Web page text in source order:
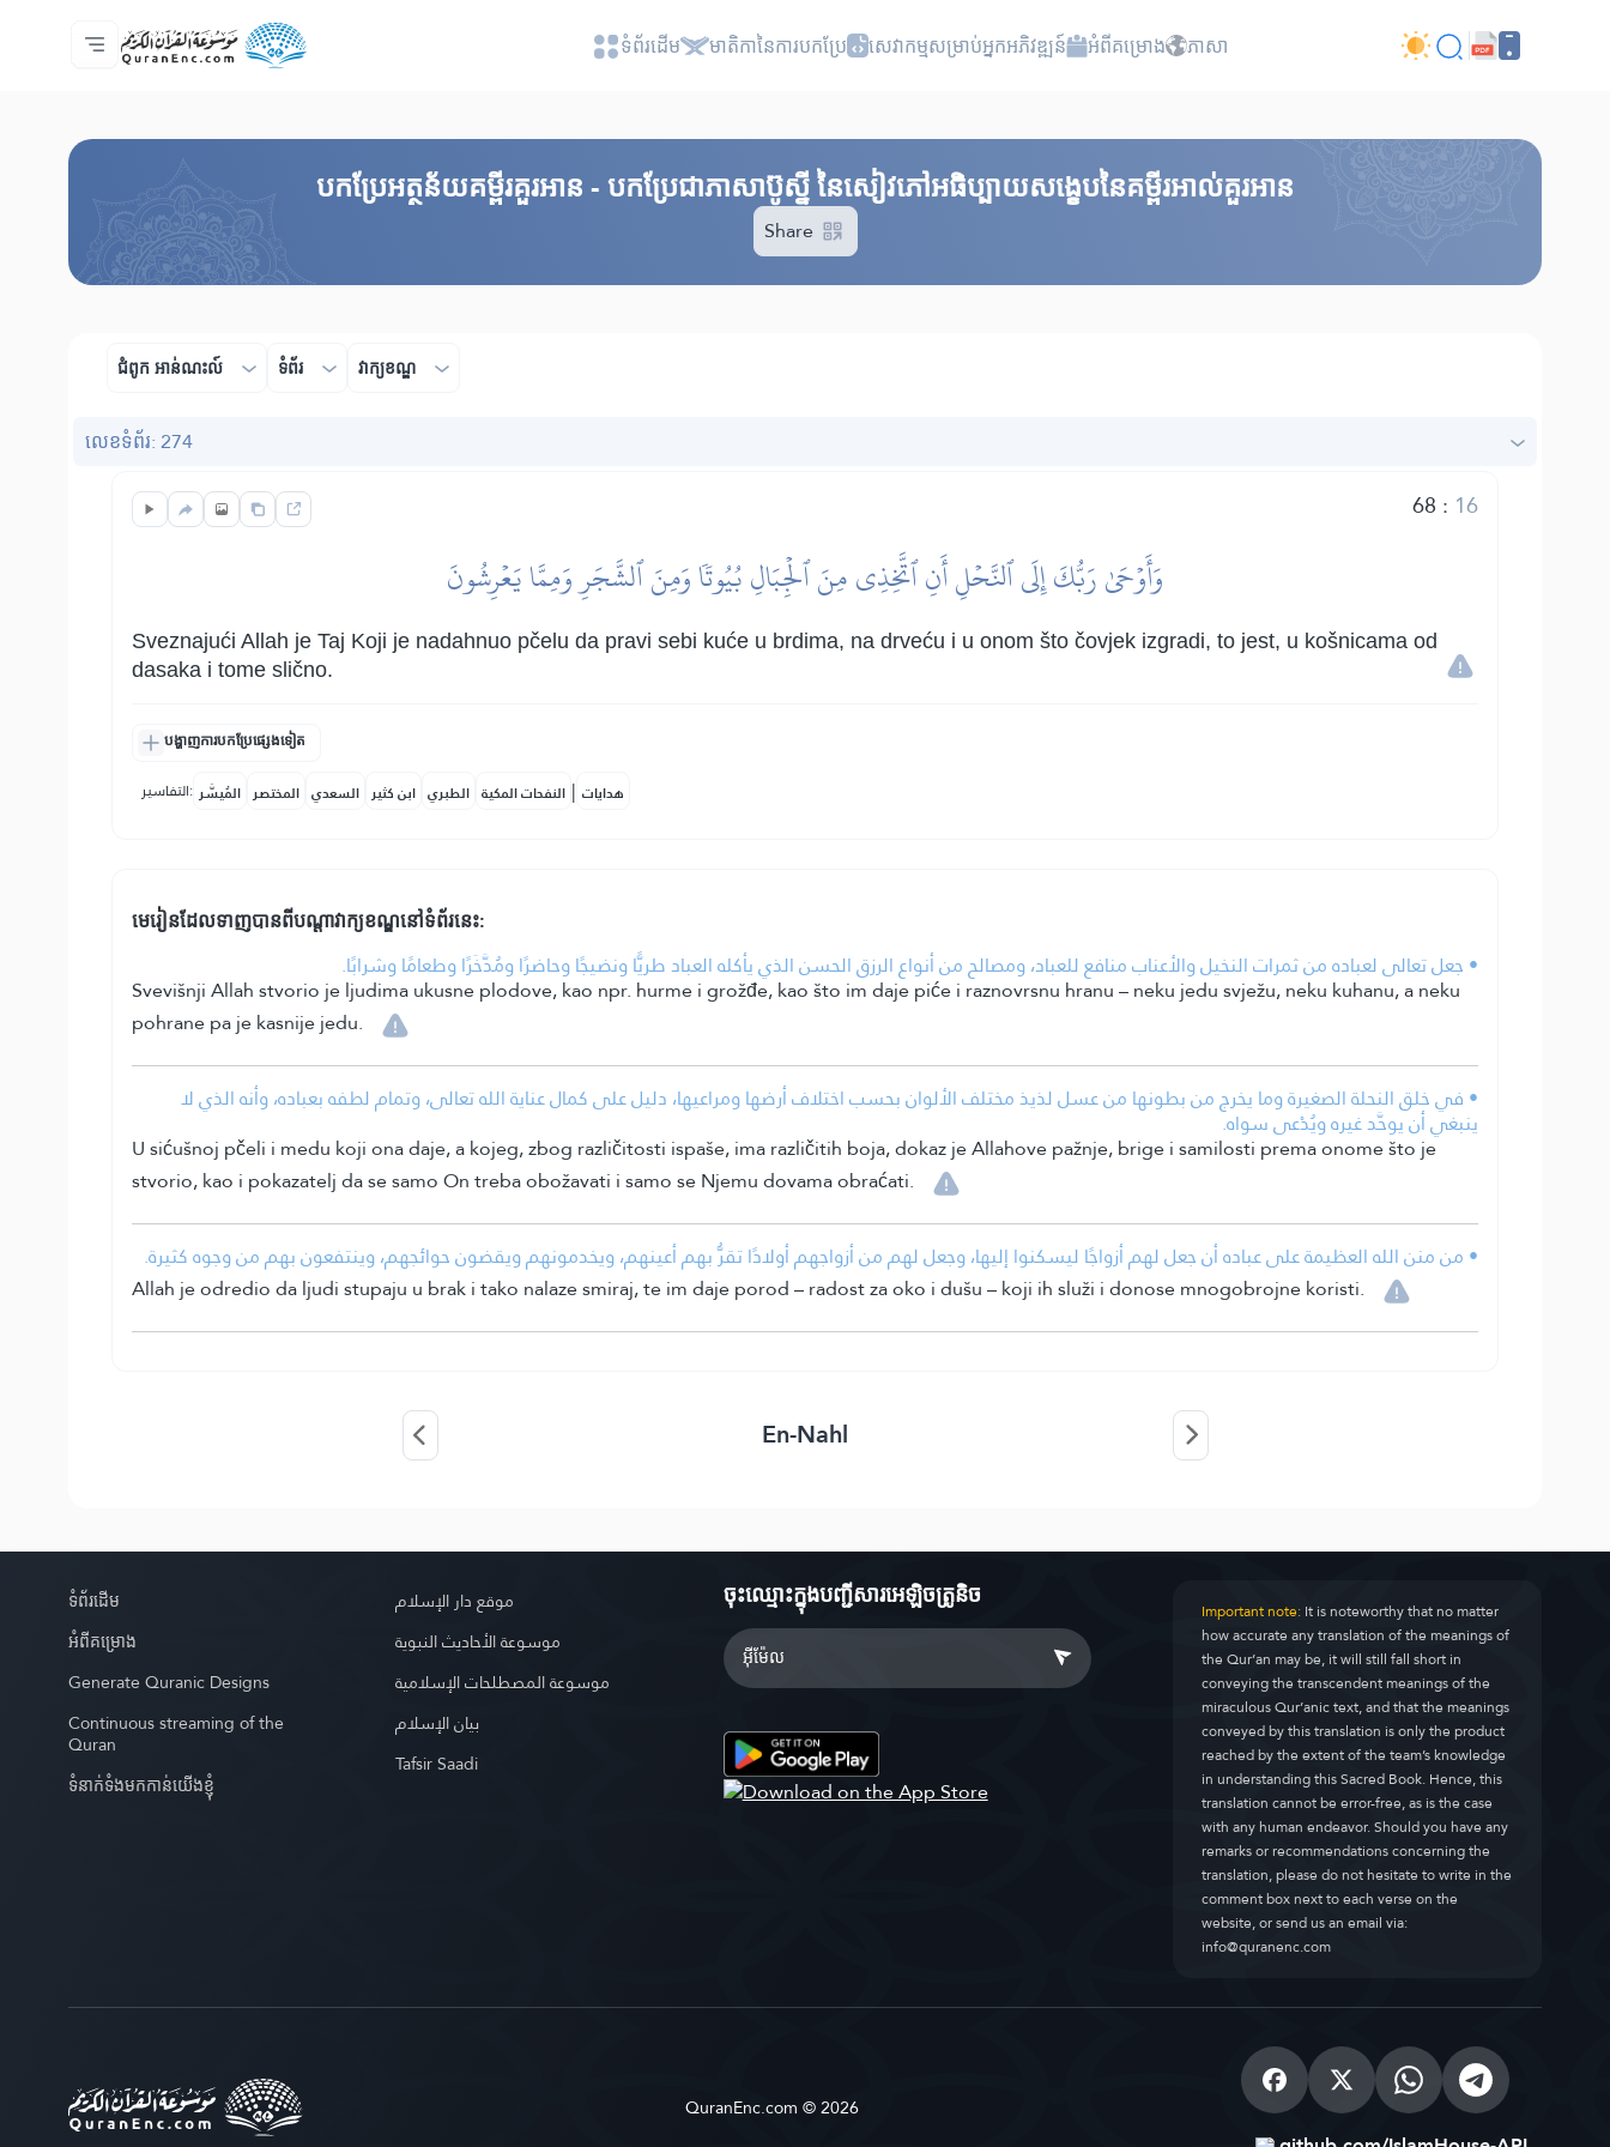
ទំព័រ​ដេីម
មាតិកានៃការបកប្រែ
Audio
សេវាកម្មសម្រាប់អ្នកអភិវឌ្ឍន៍ - API
អំពី​គម្រោង
ទំនាក់ទំងមកកាន់យើងខ្ញុំ
ភាសា ទំព័រ​ដេីម មាតិកានៃការបកប្រែ សេវាកម្មសម្រាប់អ្នកអភិវឌ្ឍន៍ អំពី​គម្រោង ភាសា
បកប្រែអត្ថន័យគម្ពីរគួរអាន - បកប្រែជាភាសាប៊ូស្នី នៃសៀវភៅអធិប្បាយសង្ខេបនៃគម្ពីរអាល់គួរអាន
Share
ជំពូក​ អាន់ណះល៍ ទំព័រ វាក្យខណ្ឌ
លេខ​ទំព័រ: 274
68 : 16
وَأَوۡحَىٰ رَبُّكَ إِلَى ٱلنَّحۡلِ أَنِ ٱتَّخِذِي مِنَ ٱلۡجِبَالِ بُيُوتٗا وَمِنَ ٱلشَّجَرِ وَمِمَّا يَعۡرِشُونَ
Sveznajući Allah je Taj Koji je nadahnuo pčelu da pravi sebi kuće u brdima, na drveću i u onom što čovjek izgradi, to jest, u košnicama od
dasaka i tome slično.
បង្ហាញការបកប្រែផ្សេងទៀត
التفاسير: المُيسَّر المختصر السعدي ابن كثير الطبري النفحات المكية | هدايات
មេរៀនដែលទាញបានពីបណ្តាវាក្យខណ្ឌនៅទំព័រនេះ:
• جعل تعالى لعباده من ثمرات النخيل والأعناب منافع للعباد، ومصالح من أنواع الرزق الحسن الذي يأكله العباد طريًّا ونضيجًا وحاضرًا ومُدَّخَرًا وطعامًا وشرابًا.
Svevišnji Allah stvorio je ljudima ukusne plodove, kao npr. hurme i grožđe, kao što im daje piće i raznovrsnu hranu – neku jedu svježu, neku kuhanu, a neku
pohrane pa je kasnije jedu.
• في خلق النحلة الصغيرة وما يخرج من بطونها من عسل لذيذ مختلف الألوان بحسب اختلاف أرضها ومراعيها، دليل على كمال عناية الله تعالى، وتمام لطفه بعباده، وأنه الذي لا
ينبغي أن يوحَّد غيره ويُدْعى سواه.
U sićušnoj pčeli i medu koji ona daje, a kojeg, zbog različitosti ispaše, ima različitih boja, dokaz je Allahove pažnje, brige i samilosti prema onome što je
stvorio, kao i pokazatelj da se samo On treba obožavati i samo se Njemu dovama obraćati.
• من منن الله العظيمة على عباده أن جعل لهم أزواجًا ليسكنوا إليها، وجعل لهم من أزواجهم أولادًا تقرُّ بهم أعينهم، ويخدمونهم ويقضون حوائجهم، وينتفعون بهم من وجوه كثيرة.
Allah je odredio da ljudi stupaju u brak i tako nalaze smiraj, te im daje porod – radost za oko i dušu – koji ih služi i donose mnogobrojne koristi.
En-Nahl
ទំព័រ​ដេីម
អំពី​គម្រោង
Generate Quranic Designs
Continuous streaming of the
Quran
ទំនាក់ទំងមកកាន់យើងខ្ញុំ
موقع دار الإسلام
موسوعة الأحاديث النبوية
موسوعة المصطلحات الإسلامية
بيان الإسلام
Tafsir Saadi
ចុះឈ្មោះ​ក្នុងបញ្ជីសារអេឡិចត្រូនិច Important note:It is noteworthy that no matter
how accurate any translation of the meanings of
the Qur’an may be, it will still fall short in
conveying the transcendent meanings of the
miraculous Qur’anic text, and that the meanings
conveyed by this translation is only the product
reached by the extent of the team’s knowledge
in understanding this Sacred Book. Hence, this
translation cannot be error-free, as is the case
with any human endeavor. Should you have any
remarks or recommendations concerning the
translation, please do not hesitate to write in the
comment box next to each verse on the
website, or send us an email via:
info@quranenc.com
QuranEnc.com © 2026